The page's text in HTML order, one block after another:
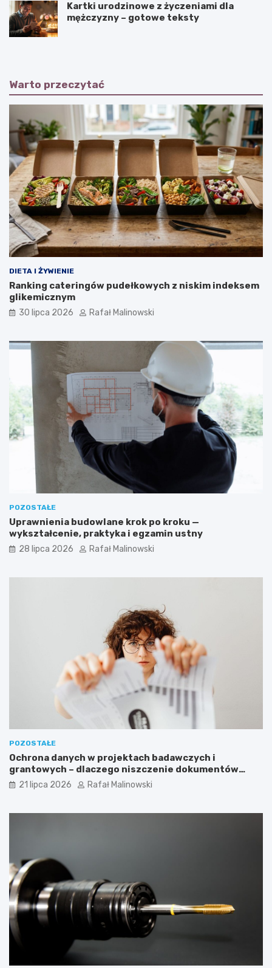
Kartki urodzinowe z życzeniami dla
mężczyzny – gotowe teksty
Warto przeczytać
DIETA I ŻYWIENIE
Ranking cateringów pudełkowych z niskim indeksem
glikemicznym
30 lipca 2026 Rafał Malinowski
POZOSTAŁE
Uprawnienia budowlane krok po kroku —
wykształcenie, praktyka i egzamin ustny
28 lipca 2026 Rafał Malinowski
POZOSTAŁE
Ochrona danych w projektach badawczych i
grantowych – dlaczego niszczenie dokumentów
musi być częścią procedury?
21 lipca 2026 Rafał Malinowski